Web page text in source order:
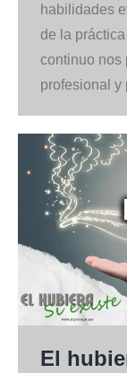
habilidades
de la
continuo nos
profesional
El